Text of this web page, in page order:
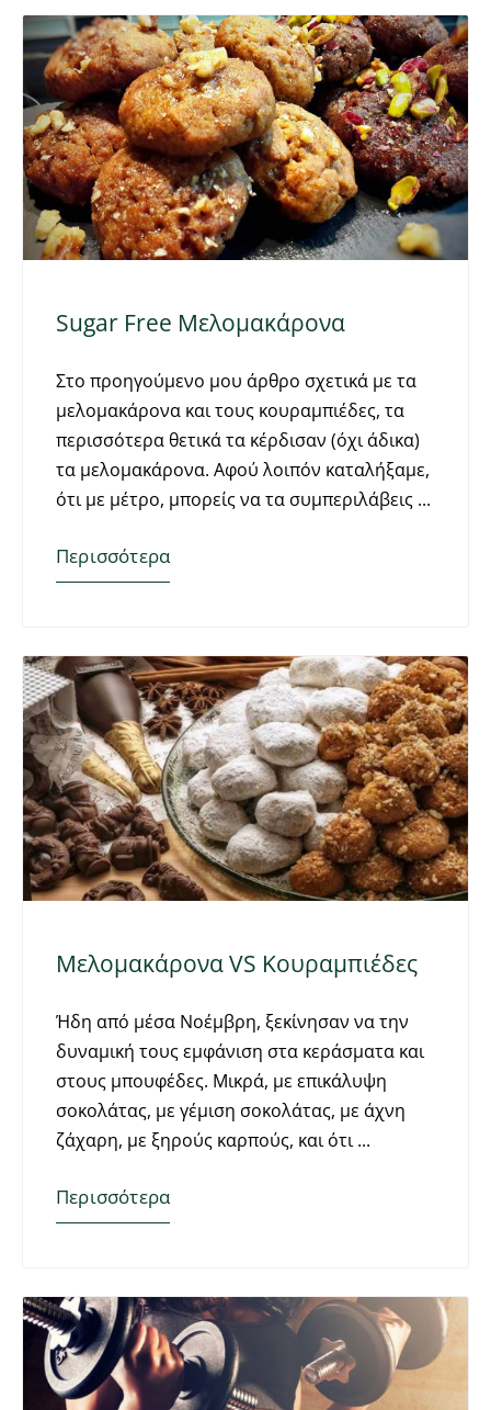
Sugar Free Μελομακάρονα
Στο προηγούμενο μου άρθρο σχετικά με τα
μελομακάρονα και τους κουραμπιέδες, τα
περισσότερα θετικά τα κέρδισαν (όχι άδικα)
τα μελομακάρονα. Αφού λοιπόν καταλήξαμε,
ότι με μέτρο, μπορείς να τα συμπεριλάβεις
Περισσότερα
Μελομακάρονα VS Κουραμπιέδες
Ήδη από μέσα Νοέμβρη, ξεκίνησαν να την
δυναμική τους εμφάνιση στα κεράσματα και
στους μπουφέδες. Μικρά, με επικάλυψη
σοκολάτας, με γέμιση σοκολάτας, με άχνη
ζάχαρη, με ξηρούς καρπούς, και ότι
Περισσότερα